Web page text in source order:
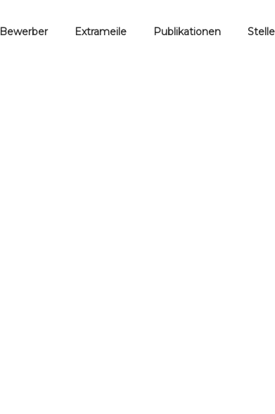
Bewerber Extrameile Publikationen